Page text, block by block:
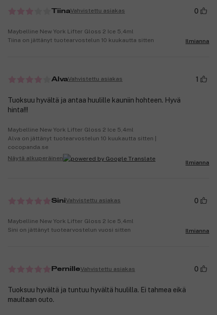
TiinaVahvistettu asiakas 0
Maybelline New York Lifter Gloss 2 Ice 5,4ml
Tiina on jättänyt tuotearvostelun 10 kuukautta sitten
Ilmianna
AlvaVahvistettu asiakas 1
Tuoksuu hyvältä ja antaa huulille kauniin hohteen. Hyvä
hinta!!!
Maybelline New York Lifter Gloss 2 Ice 5,4ml
Alva on jättänyt tuotearvostelun 10 kuukautta sitten |
cocopanda.se
Näytä alkuperäinen
Ilmianna
SiniVahvistettu asiakas 0
Maybelline New York Lifter Gloss 2 Ice 5,4ml
Sini on jättänyt tuotearvostelun vuosi sitten
Ilmianna
PernilleVahvistettu asiakas 0
Tuoksuu hyvältä ja tuntuu hyvältä huulilla. Ei tahmea eikä
maultaan outo.